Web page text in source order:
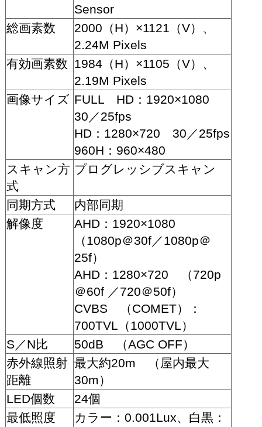
Sensor
総画素数
2000（H）×1121（V）、
2.24M Pixels
有効画素数 1984（H）×1105（V）、
2.19M Pixels
画像サイズ FULL HD：1920×1080
30／25fps
HD：1280×720 30／25fps
960H：960×480
スキャン方
式
プログレッシブスキャン
同期方式
内部同期
解像度
AHD：1920×1080
（1080p＠30f／1080p＠
25f）
AHD：1280×720 （720p
＠60f ／720＠50f）
CVBS （COMET）：
700TVL（1000TVL）
S／N比
50dB （AGC OFF）
赤外線照射
距離
最大約20m （屋内最大
30m）
LED個数
24個
最低照度
カラー：0.001Lux、白黒：